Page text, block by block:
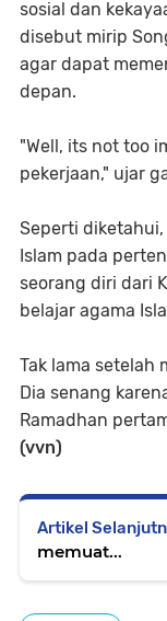
sosial dan
disebut mirip
agar dapat
depan.
"Well, its not too
pekerjaan," ujar
Seperti
Islam pada
seorang diri dari
belajar agama
Tak lama setelah
Dia senang
Ramadhan
(vvn)
Artikel
memuat...